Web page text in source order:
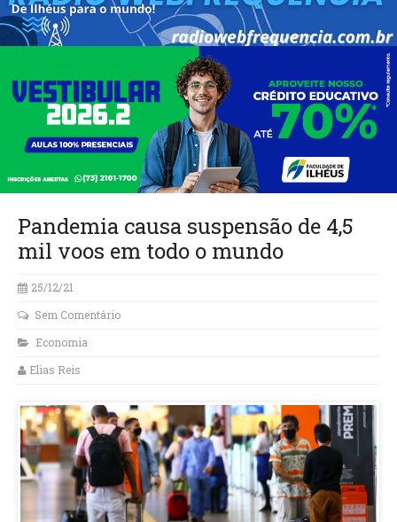
Pandemia causa suspensão de 4,5
mil voos em todo o mundo
25/12/21
Sem Comentário
Economia
Elias Reis